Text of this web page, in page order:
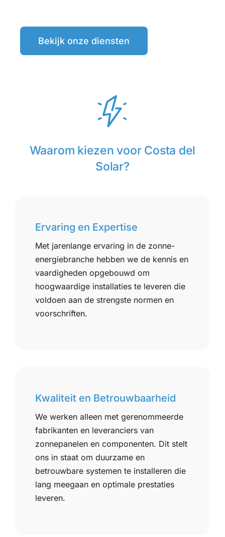
Bekijk onze diensten
Waarom kiezen voor Costa del
Solar?
Ervaring en Expertise
Met jarenlange ervaring in de zonne-
energiebranche hebben we de kennis en
vaardigheden opgebouwd om
hoogwaardige installaties te leveren die
voldoen aan de strengste normen en
voorschriften.
Kwaliteit en Betrouwbaarheid
We werken alleen met gerenommeerde
fabrikanten en leveranciers van
zonnepanelen en componenten. Dit stelt
ons in staat om duurzame en
betrouwbare systemen te installeren die
lang meegaan en optimale prestaties
leveren.